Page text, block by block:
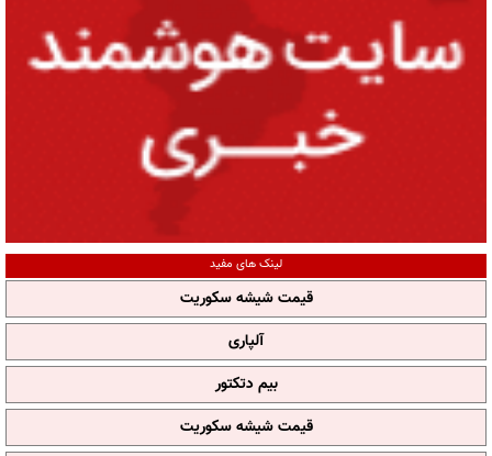
لینک های مفید
قیمت شیشه سکوریت
آلپاری
بیم دتکتور
قیمت شیشه سکوریت